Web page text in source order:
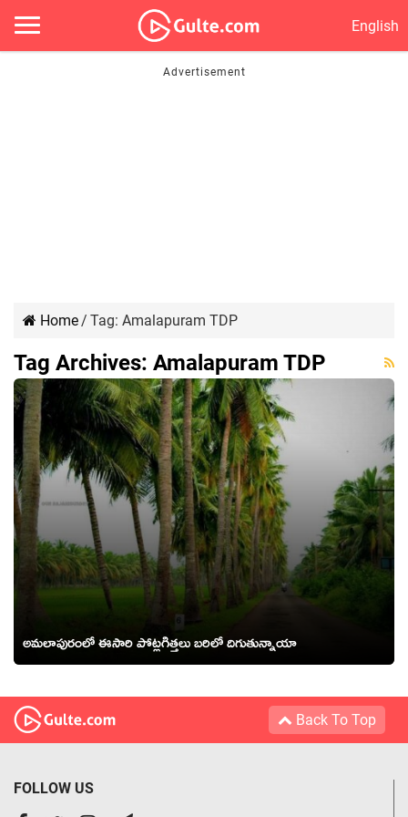
English
Home/ Tag: Amalapuram TDP
Tag Archives: Amalapuram TDP
అమలాపురంలో ఈసారి పోట్లగిత్తలు బరిలో దిగుతున్నాయా
Back To Top
FOLLOW US